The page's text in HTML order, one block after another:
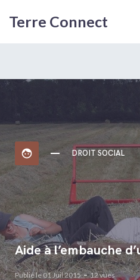
Terre Connect
face DROIT SOCIAL
Aide à l’embauche
Publié le 01 Juil 2015 12 vues